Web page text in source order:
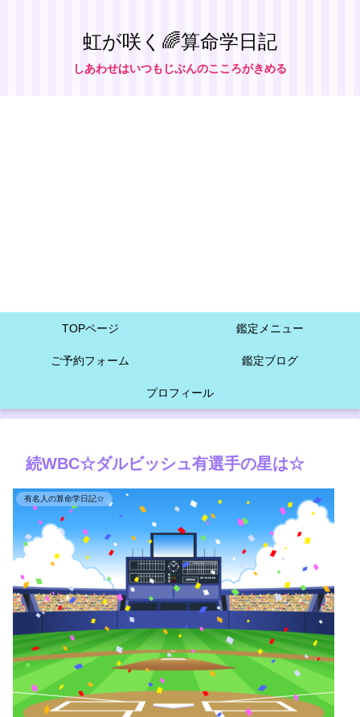
虹が咲く🌈算命学日記
しあわせはいつもじぶんのこころがきめる
TOPページ 鑑定メニュー
ご予約フォーム 鑑定ブログ
プロフィール
続WBC☆ダルビッシュ有選手の星は☆
有名人の算命学日記☆